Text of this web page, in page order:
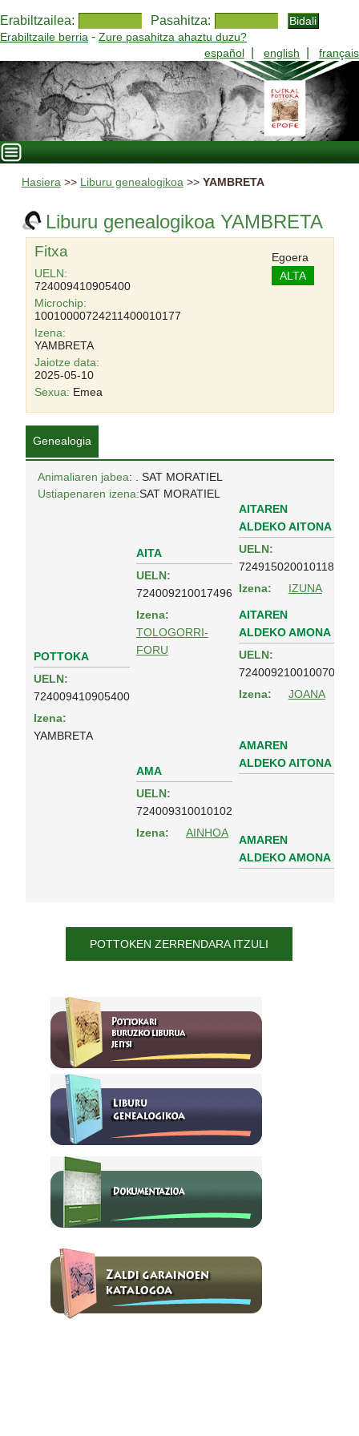
Erabiltzailea: Pasahitza:
Erabiltzaile berria - Zure pasahitza ahaztu duzu?
español
english français
Hasiera>> Liburu genealogikoa>> YAMBRETA
Liburu genealogikoa YAMBRETA
Fitxa
UELN:
724009410905400
Microchip:
10010000724211400010177
Izena:
YAMBRETA
Jaiotze data:
2025-05-10
Sexua: Emea
Egoera
ALTA
Genealogia
Animaliaren jabea: . SAT MORATIEL
Ustiapenaren izena:SAT MORATIEL
POTTOKA
UELN:
724009410905400
Izena:
YAMBRETA
AITA
UELN:
724009210017496
Izena:
TOLOGORRI-
FORU
AITAREN
ALDEKO AITONA
UELN:
724915020010118
Izena:
IZUNA
AITAREN
ALDEKO AMONA
UELN:
724009210010070
Izena:
JOANA
AMA
UELN:
724009310010102
Izena:
AINHOA
AMAREN
ALDEKO AITONA
AMAREN
ALDEKO AMONA
POTTOKEN ZERRENDARA ITZULI